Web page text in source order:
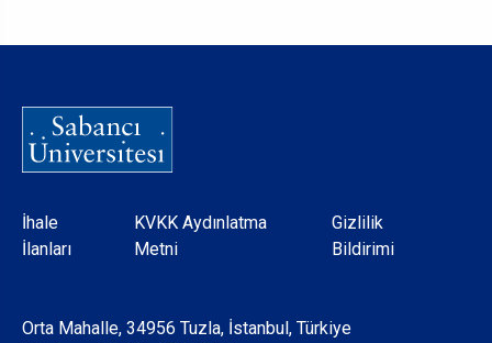
Dipnot
İhale
İlanları
KVKK Aydınlatma
Metni
Gizlilik
Bildirimi
Orta Mahalle, 34956 Tuzla, İstanbul, Türkiye